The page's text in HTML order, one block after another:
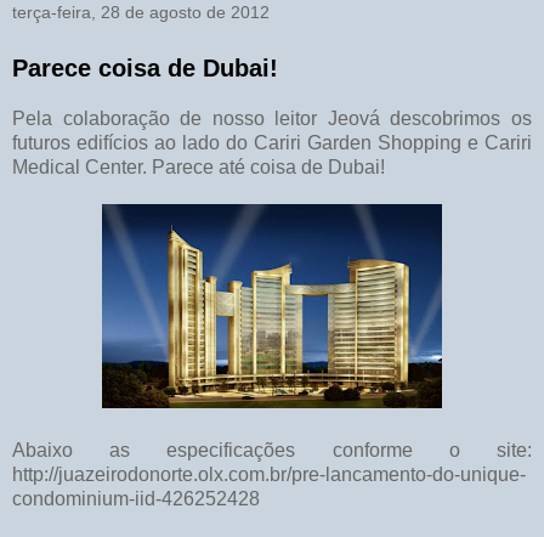
terça-feira, 28 de agosto de 2012
Parece coisa de Dubai!
Pela colaboração de nosso leitor Jeová descobrimos os
futuros edifícios ao lado do Cariri Garden Shopping e Cariri
Medical Center. Parece até coisa de Dubai!
Abaixo as especificações conforme o site:
http://juazeirodonorte.olx.com.br/pre-lancamento-do-unique-
condominium-iid-426252428